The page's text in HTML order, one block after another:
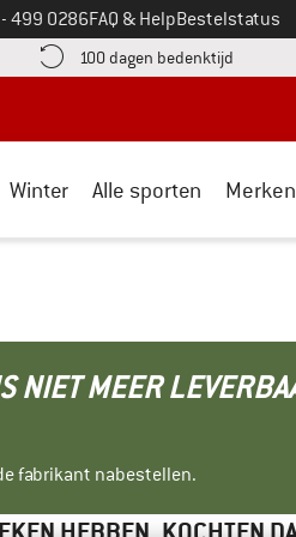
499 0286FAQ & HelpBestelstatus
Opent in een infovak
100 dagen bedenktijd Vind
Winter Alle sporten Merken
NIET MEER
fabrikant nabestellen.